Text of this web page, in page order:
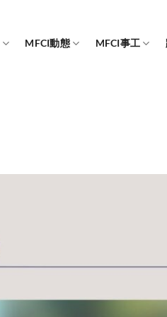
MFCI動態 MFCI事工